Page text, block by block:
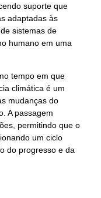
suporte que
adaptadas às
sistemas de
humano em uma
tempo em que
climática é um
mudanças do
A passagem
permitindo que o
um ciclo
do progresso e da